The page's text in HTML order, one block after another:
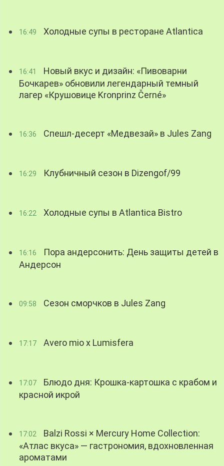
16:49 Холодные супы в ресторане Atlantica
16:41
Новый вкус и дизайн: «Пивоварни
Бочкарев» обновили легендарный темный
лагер «Крушовице Kronprinz Černé»
16:36 Спешл-десерт «Медвезай» в Jules Zang
16:29 Клубничный сезон в Dizengof/99
16:22 Холодные супы в Atlantica Bistro
16:16
Пора андерсонить: День защиты детей в
Андерсон
09:58 Сезон сморчков в Jules Zang
17:17 Avero mio x Lumisfera
17:07
Блюдо дня: Крошка-картошка с крабом и
красной икрой
17:02
Balzi Rossi × Mercury Home Collection:
«Атлас вкуса» — гастрономия, вдохновленная
ароматами